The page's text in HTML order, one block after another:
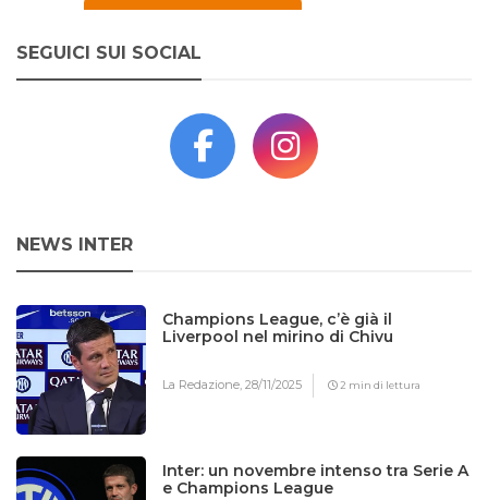
SEGUICI SUI SOCIAL
NEWS INTER
Champions League, c’è già il
Liverpool nel mirino di Chivu
La Redazione,28/11/2025 2 min di lettura
Inter: un novembre intenso tra Serie A
e Champions League